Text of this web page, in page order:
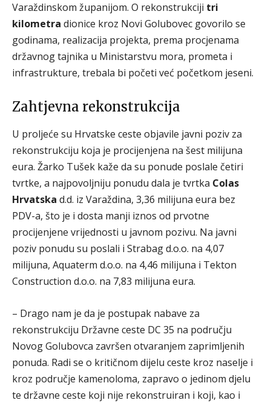
Varaždinskom županijom. O rekonstrukciji tri
kilometra dionice kroz Novi Golubovec govorilo se
godinama, realizacija projekta, prema procjenama
državnog tajnika u Ministarstvu mora, prometa i
infrastrukture, trebala bi početi već početkom jeseni.
Zahtjevna rekonstrukcija
U proljeće su Hrvatske ceste objavile javni poziv za
rekonstrukciju koja je procijenjena na šest milijuna
eura. Žarko Tušek kaže da su ponude poslale četiri
tvrtke, a najpovoljniju ponudu dala je tvrtka Colas
Hrvatska d.d. iz Varaždina, 3,36 milijuna eura bez
PDV-a, što je i dosta manji iznos od prvotne
procijenjene vrijednosti u javnom pozivu. Na javni
poziv ponudu su poslali i Strabag d.o.o. na 4,07
milijuna, Aquaterm d.o.o. na 4,46 milijuna i Tekton
Construction d.o.o. na 7,83 milijuna eura.
– Drago nam je da je postupak nabave za
rekonstrukciju Državne ceste DC 35 na području
Novog Golubovca završen otvaranjem zaprimljenih
ponuda. Radi se o kritičnom dijelu ceste kroz naselje i
kroz područje kamenoloma, zapravo o jedinom djelu
te državne ceste koji nije rekonstruiran i koji, kao i